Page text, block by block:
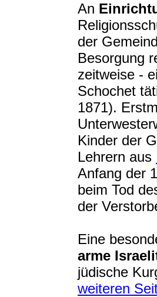
An
der
Besorgung
zeitweise -
Schochet
1871).
Kinder der
Lehrern aus
Anfang der
beim Tod
der
Eine
arme
jüdische
weiteren